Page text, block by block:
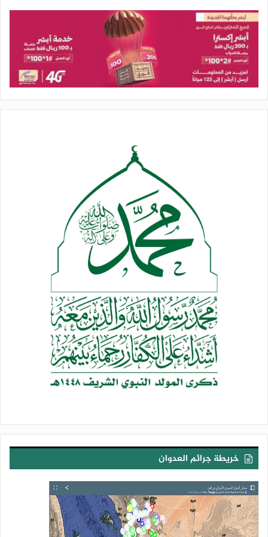
وفي 28 فبراير الماضي، بدأت أمريكا والكيان الصهيوني، عدواناً جديداً
على إيران راح ضحيته مئات المدنيين ويستهدف المدارس
والمستشفيات والمساجد وغيرها من مقدرات الشعب الإيراني.
ورداً على ذلك العدوان، أطلقت إيران عملية “الوعد الصادق 4” ضد
خريطة جرائم العدوان